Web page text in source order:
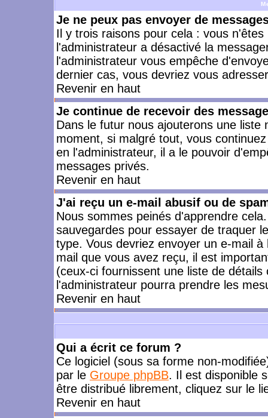
Je ne peux pas envoyer de
Il y trois raisons pour cela : vous
l'administrateur a désactivé la
l'administrateur vous empêche
dernier cas, vous devriez vous
Revenir en haut
Je continue de recevoir des
Dans le futur nous ajouterons une
moment, si malgré tout, vous
en l'administrateur, il a le pouvoir
messages privés.
Revenir en haut
J'ai reçu un e-mail abusif ou de
Nous sommes peinés d'apprendre
sauvegardes pour essayer de traquer
type. Vous devriez envoyer un e-mail
mail que vous avez reçu, il est
(ceux-ci fournissent une liste de
l'administrateur pourra prendre les
Revenir en haut
Qui a écrit ce forum ?
Ce logiciel (sous sa forme non-
par le Groupe phpBB. Il est disponible
être distribué librement, cliquez sur le
Revenir en haut